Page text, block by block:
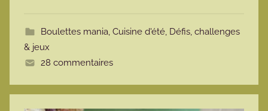
e
Boulettes mania, Cuisine d'été, Défis, challenges
& jeux
28 commentaires